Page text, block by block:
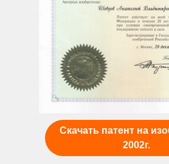
Скачать патент на
2002г.